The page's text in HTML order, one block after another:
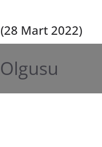
Mart 2022)